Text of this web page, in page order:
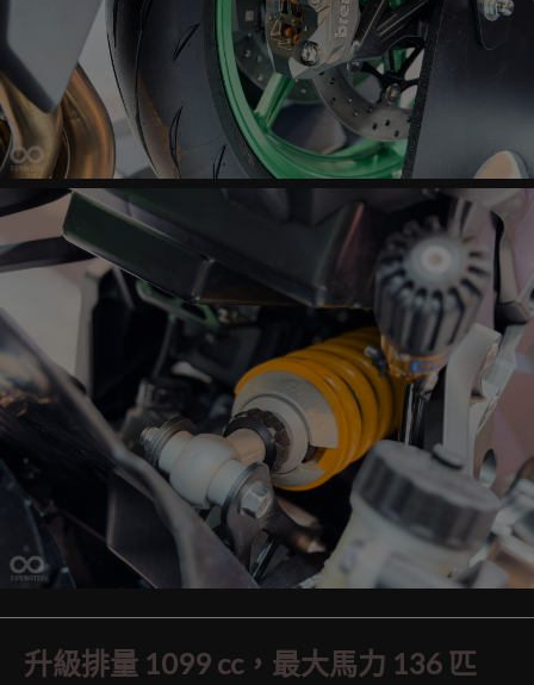
升級排量 1099 cc，最大馬力 136 匹